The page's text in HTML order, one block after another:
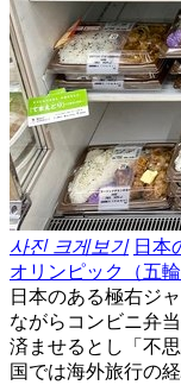
사진 크게보기 日本
オリンピック（五
日本のある極右ジ
ながらコンビニ弁
済ませるとし「不
国では海外旅行の